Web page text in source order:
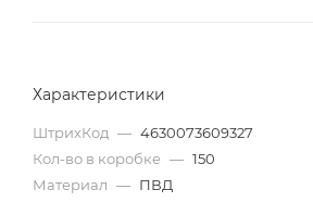
Характеристики
ШтрихКод — 4630073609327
Кол-во в коробке — 150
Материал — ПВД